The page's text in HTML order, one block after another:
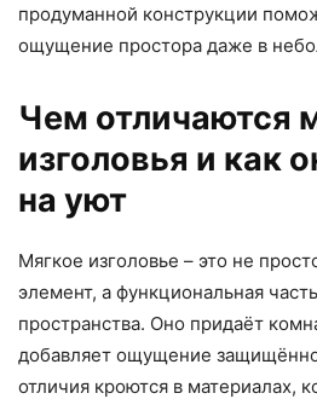
продуманной конструкции
ощущение простора даже в
Чем отличаются
изголовья и как
на уют
Мягкое изголовье – это не
элемент, а функциональная
пространства. Оно придаёт
добавляет ощущение
отличия кроются в материалах,